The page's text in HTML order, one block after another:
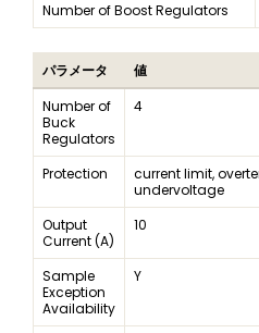
Number of Boost Regulators
パラメータ
値
Number of
Buck
Regulators
4
Protection
current limit,
undervoltage
Output
Current (A)
10
Sample
Exception
Availability
Y